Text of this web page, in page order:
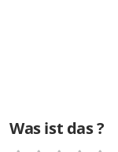
Was ist das ?